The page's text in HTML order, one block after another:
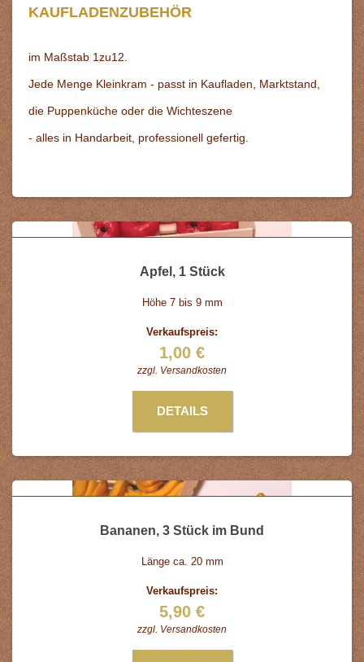
KAUFLADENZUBEHÖR
im Maßstab 1zu12.
Jede Menge Kleinkram - passt in Kaufladen, Marktstand,
die Puppenküche oder die Wichteszene
- alles in Handarbeit, professionell gefertig.
Apfel, 1 Stück
Höhe 7 bis 9 mm
Verkaufspreis:
1,00 €
zzgl. Versandkosten
DETAILS
Bananen, 3 Stück im Bund
Länge ca. 20 mm
Verkaufspreis:
5,90 €
zzgl. Versandkosten